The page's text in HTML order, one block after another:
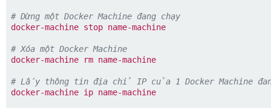
# Dừng một Docker Machine đang chạy
docker-machine stop name-machine
# Xóa một Docker Machine
docker-machine rm name-machine
# Lấy thông tin địa chỉ IP của 1 Docker Machine
docker-machine ip name-machine